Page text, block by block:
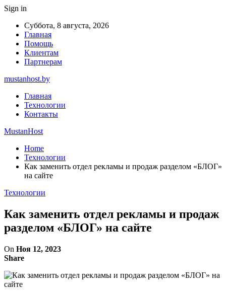
Sign in
Суббота, 8 августа, 2026
Главная
Помощь
Клиентам
Партнерам
mustanhost.by
Главная
Технологии
Контакты
MustanHost
Home
Технологии
Как заменить отдел рекламы и продаж разделом «БЛОГ»
на сайте
Технологии
Как заменить отдел рекламы и продаж
разделом «БЛОГ» на сайте
On Ноя 12, 2023
Share